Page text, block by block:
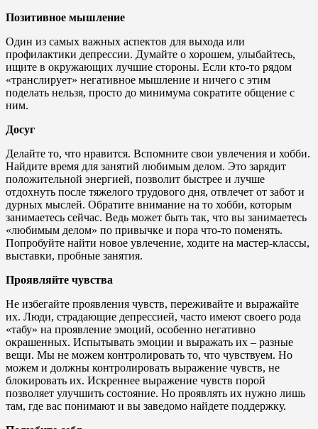
Позитивное мышление
Один из самых важных аспектов для выхода или
профилактики депрессии. Думайте о хорошем, улыбайтесь,
ищите в окружающих лучшие стороны. Если кто-то рядом
«транслирует» негативное мышление и ничего с этим
поделать нельзя, просто до минимума сократите общение с
ним.
Досуг
Делайте то, что нравится. Вспомните свои увлечения и хобби.
Найдите время для занятий любимым делом. Это зарядит
положительной энергией, позволит быстрее и лучше
отдохнуть после тяжелого трудового дня, отвлечет от забот и
дурных мыслей. Обратите внимание на то хобби, которым
занимаетесь сейчас. Ведь может быть так, что вы занимаетесь
«любимым делом» по привычке и пора что-то поменять.
Попробуйте найти новое увлечение, ходите на мастер-классы,
выставки, пробные занятия.
Проявляйте чувства
Не избегайте проявления чувств, переживайте и выражайте
их. Люди, страдающие депрессией, часто имеют своего рода
«табу» на проявление эмоций, особенно негативно
окрашенных. Испытывать эмоции и выражать их – разные
вещи. Мы не можем контролировать то, что чувствуем. Но
можем и должны контролировать выражение чувств, не
блокировать их. Искреннее выражение чувств порой
позволяет улучшить состояние. Но проявлять их нужно лишь
там, где вас понимают и вы заведомо найдете поддержку.